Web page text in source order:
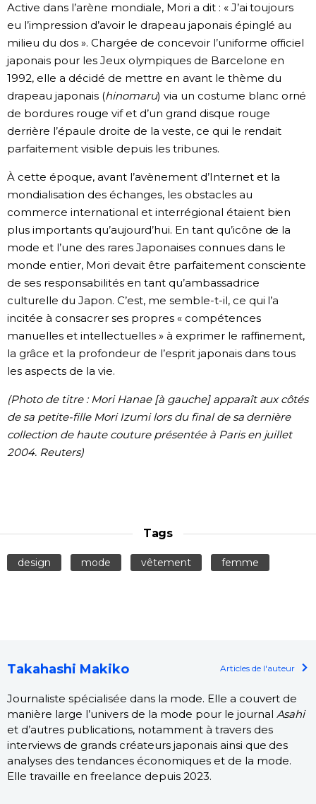
Active dans l’arène mondiale, Mori a dit : « J’ai toujours
eu l’impression d’avoir le drapeau japonais épinglé au
milieu du dos ». Chargée de concevoir l’uniforme officiel
japonais pour les Jeux olympiques de Barcelone en
1992, elle a décidé de mettre en avant le thème du
drapeau japonais (hinomaru) via un costume blanc orné
de bordures rouge vif et d’un grand disque rouge
derrière l’épaule droite de la veste, ce qui le rendait
parfaitement visible depuis les tribunes.
À cette époque, avant l’avènement d’Internet et la
mondialisation des échanges, les obstacles au
commerce international et interrégional étaient bien
plus importants qu’aujourd’hui. En tant qu’icône de la
mode et l’une des rares Japonaises connues dans le
monde entier, Mori devait être parfaitement consciente
de ses responsabilités en tant qu’ambassadrice
culturelle du Japon. C’est, me semble-t-il, ce qui l’a
incitée à consacrer ses propres « compétences
manuelles et intellectuelles » à exprimer le raffinement,
la grâce et la profondeur de l’esprit japonais dans tous
les aspects de la vie.
(Photo de titre : Mori Hanae [à gauche] apparaît aux côtés
de sa petite-fille Mori Izumi lors du final de sa dernière
collection de haute couture présentée à Paris en juillet
2004. Reuters)
Tags
design mode vêtement femme
Takahashi Makiko Articles de l'auteur
Journaliste spécialisée dans la mode. Elle a couvert de
manière large l’univers de la mode pour le journal Asahi
et d’autres publications, notamment à travers des
interviews de grands créateurs japonais ainsi que des
analyses des tendances économiques et de la mode.
Elle travaille en freelance depuis 2023.